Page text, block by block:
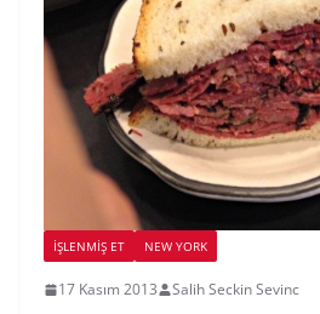
İŞLENMIŞ ET NEW YORK
17 Kasım 2013 Salih Seckin Sevinc